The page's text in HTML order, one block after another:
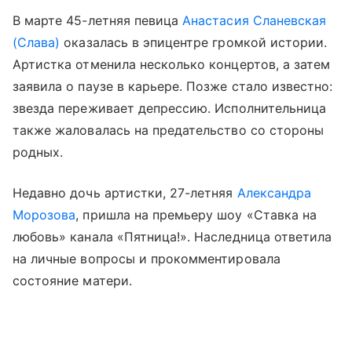
В марте 45-летняя певица Анастасия Сланевская
(Слава) оказалась в эпицентре громкой истории.
Артистка отменила несколько концертов, а затем
заявила о паузе в карьере. Позже стало известно:
звезда переживает депрессию. Исполнительница
также жаловалась на предательство со стороны
родных.
Недавно дочь артистки, 27-летняя Александра
Морозова, пришла на премьеру шоу «Ставка на
любовь» канала «Пятница!». Наследница ответила
на личные вопросы и прокомментировала
состояние матери.